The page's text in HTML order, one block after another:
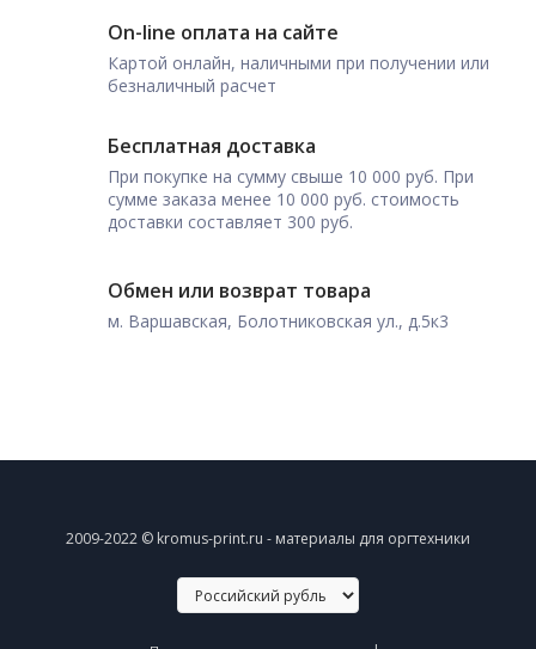
On-line оплата на сайте
Картой онлайн, наличными при получении или
безналичный расчет
Бесплатная доставка
При покупке на сумму свыше 10 000 руб. При
сумме заказа менее 10 000 руб. стоимость
доставки составляет 300 руб.
Обмен или возврат товара
м. Варшавская, Болотниковская ул., д.5к3
2009-2022 © kromus-print.ru - материалы для оргтехники